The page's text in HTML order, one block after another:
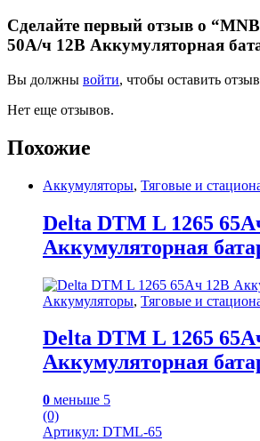
Сделайте первый отзыв о
50А/ч 12В Аккумуляторная
Вы должны войти, чтобы оставить
Нет еще отзывов.
Похожие
Аккумуляторы, Тяговые и
Delta DTM L 1265
Аккумуляторная
Аккумуляторы, Тяговые и
Delta DTM L 1265
Аккумуляторная
0 меньше 5
(0)
Артикул: DTML-65